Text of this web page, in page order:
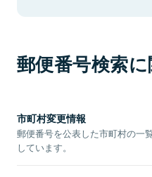
郵便番号検索
市町村変更情報
郵便番号を公表した市町村の一
しています。